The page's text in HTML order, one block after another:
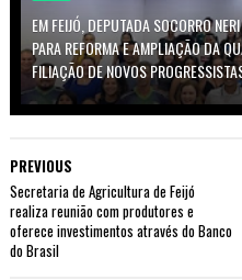
EM FEIJÓ, DEPUTADA SOCORRO
PARA REFORMA E AMPLIAÇÃO DA
FILIAÇÃO DE NOVOS
PREVIOUS
Secretaria de Agricultura de Feijó
realiza reunião com produtores e
oferece investimentos através do Banco
do Brasil